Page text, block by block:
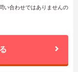
い合わせではありませんの